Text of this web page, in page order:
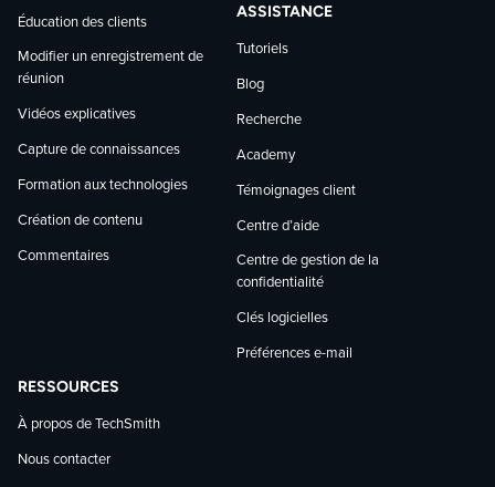
Éducation des clients
Modifier un enregistrement de
réunion
Vidéos explicatives
Capture de connaissances
Formation aux technologies
Création de contenu
Commentaires
ASSISTANCE
Tutoriels
Blog
Recherche
Academy
Témoignages client
Centre d’aide
Centre de gestion de la
confidentialité
Clés logicielles
Préférences e-mail
RESSOURCES
À propos de TechSmith
Nous contacter